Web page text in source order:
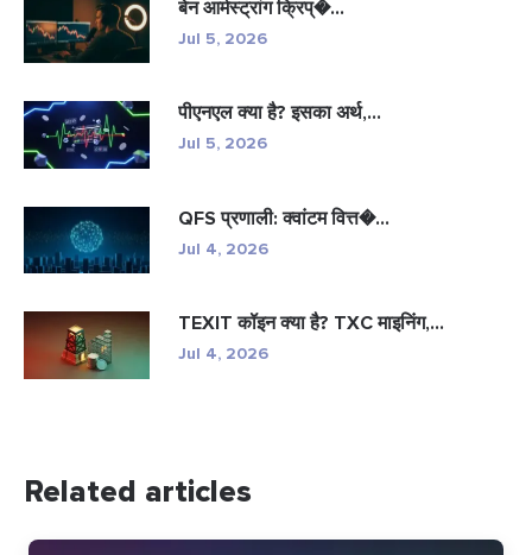
बेन आर्मस्ट्रांग क्रिप्�...
Jul 5, 2026
पीएनएल क्या है? इसका अर्थ,...
Jul 5, 2026
QFS प्रणाली: क्वांटम वित्त�...
Jul 4, 2026
TEXIT कॉइन क्या है? TXC माइनिंग,...
Jul 4, 2026
Related articles